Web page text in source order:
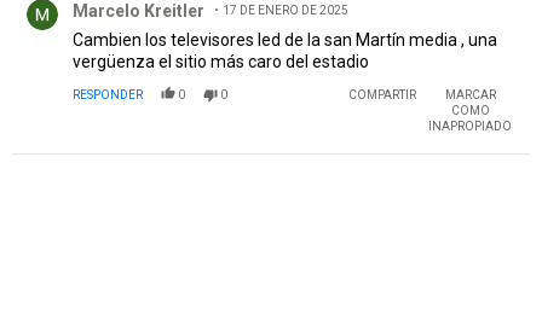
Marcelo Kreitler 17 DE ENERO DE 2025
Cambien los televisores led de la san Martín media , una
vergüenza el sitio más caro del estadio
RESPONDER 0 0 COMPARTIR
MARCAR
COMO
INAPROPIADO